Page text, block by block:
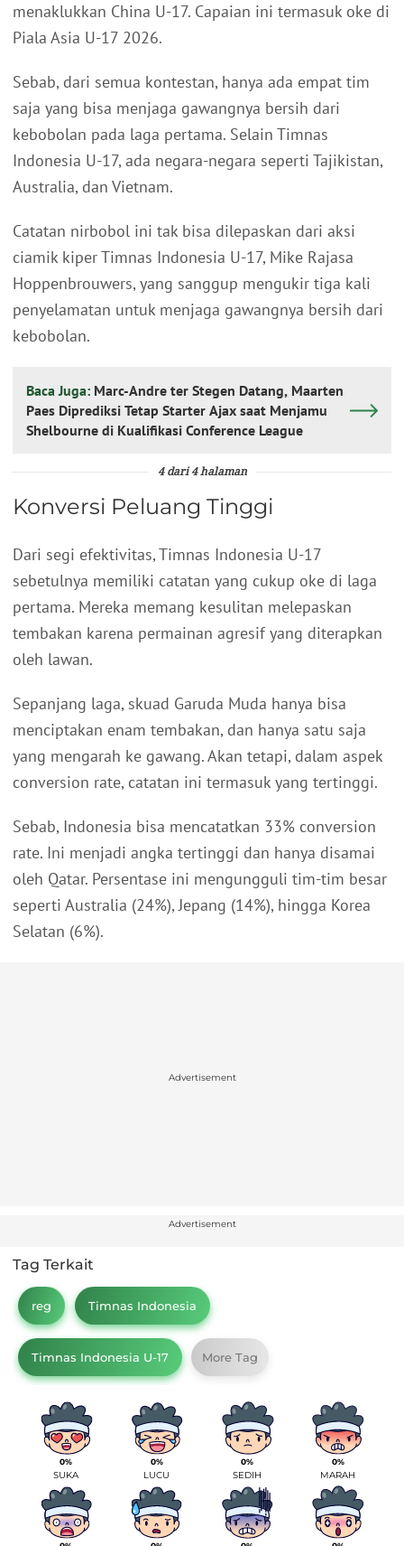
menaklukkan China U-17. Capaian ini termasuk oke di
Piala Asia U-17 2026.
Sebab, dari semua kontestan, hanya ada empat tim
saja yang bisa menjaga gawangnya bersih dari
kebobolan pada laga pertama. Selain Timnas
Indonesia U-17, ada negara-negara seperti Tajikistan,
Australia, dan Vietnam.
Catatan nirbobol ini tak bisa dilepaskan dari aksi
ciamik kiper Timnas Indonesia U-17, Mike Rajasa
Hoppenbrouwers, yang sanggup mengukir tiga kali
penyelamatan untuk menjaga gawangnya bersih dari
kebobolan.
Baca Juga: Marc-Andre ter Stegen Datang, Maarten
Paes Diprediksi Tetap Starter Ajax saat Menjamu
Shelbourne di Kualifikasi Conference League
4 dari 4 halaman
Konversi Peluang Tinggi
Dari segi efektivitas, Timnas Indonesia U-17
sebetulnya memiliki catatan yang cukup oke di laga
pertama. Mereka memang kesulitan melepaskan
tembakan karena permainan agresif yang diterapkan
oleh lawan.
Sepanjang laga, skuad Garuda Muda hanya bisa
menciptakan enam tembakan, dan hanya satu saja
yang mengarah ke gawang. Akan tetapi, dalam aspek
conversion rate, catatan ini termasuk yang tertinggi.
Sebab, Indonesia bisa mencatatkan 33% conversion
rate. Ini menjadi angka tertinggi dan hanya disamai
oleh Qatar. Persentase ini mengungguli tim-tim besar
seperti Australia (24%), Jepang (14%), hingga Korea
Selatan (6%).
Advertisement
Advertisement
Tag Terkait
reg Timnas Indonesia
Timnas Indonesia U-17 More Tag
0%
SUKA
0%
LUCU
0%
SEDIH
0%
MARAH